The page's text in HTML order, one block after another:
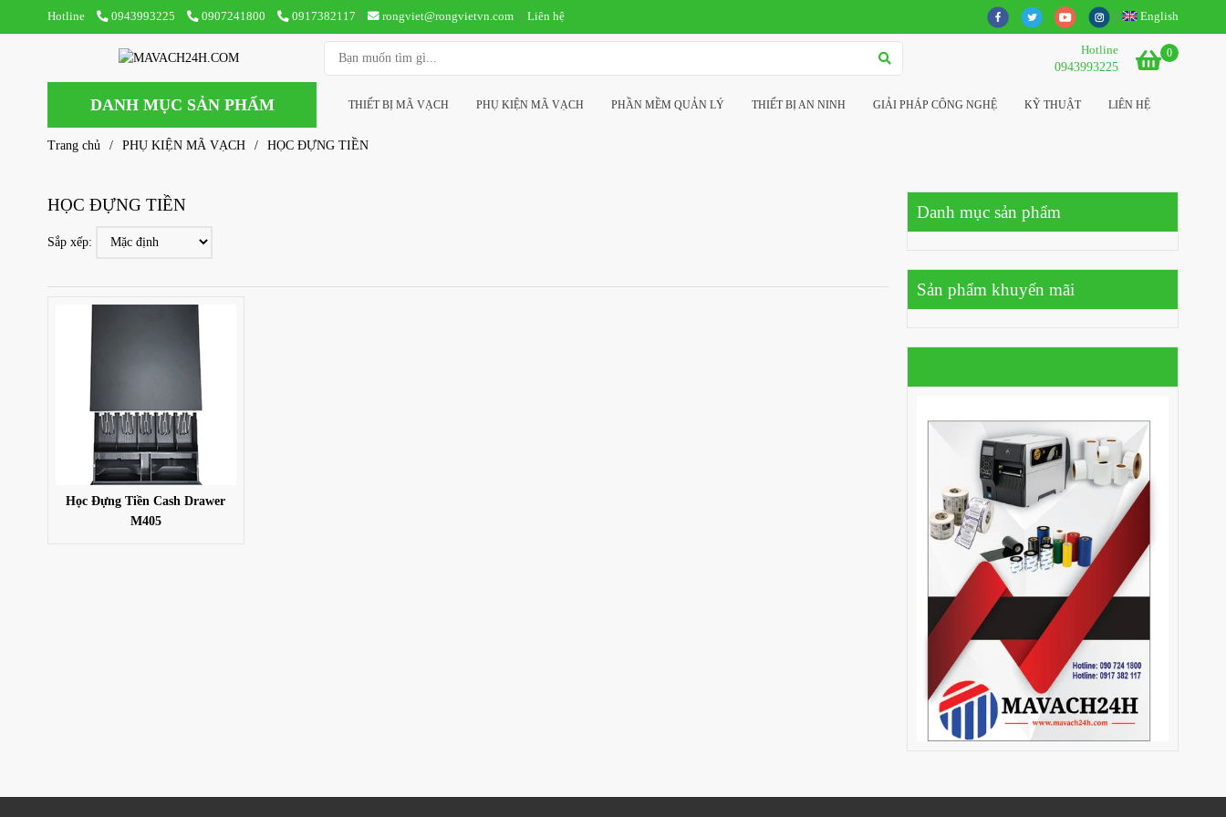
Hotline 0943993225 0907241800 0917382117 rongviet@rongvietvn.com Liên hệ English
Hotline
0943993225
0
DANH MỤC SẢN PHẨM THIẾT BỊ MÃ VẠCH PHỤ KIỆN MÃ VẠCH PHẦN MỀM QUẢN LÝ THIẾT BỊ AN NINH GIẢI PHÁP CÔNG NGHỆ KỸ THUẬT LIÊN HỆ
Trang chủ / PHỤ KIỆN MÃ VẠCH / HỌC ĐỰNG TIỀN
HỌC ĐỰNG TIỀN
Sắp xếp:
Học Đựng Tiền Cash Drawer
M405
Danh mục sản phẩm
Sản phẩm khuyến mãi